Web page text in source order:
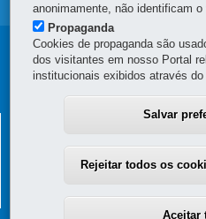
Navegação
principal
Rua Jacy Loureiro de Campos, s/n
(41)
anonimamente, não identificam
Propaganda
Cookies de propaganda são
dos visitantes em nosso Portal
institucionais exibidos através do
Salvar
Rejeitar todos os
Aceitar